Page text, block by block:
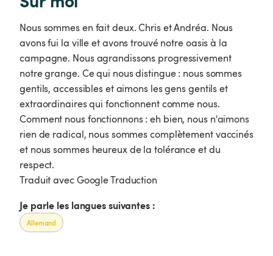
Nous sommes en fait deux. Chris et Andréa. Nous
avons fui la ville et avons trouvé notre oasis à la
campagne. Nous agrandissons progressivement
notre grange. Ce qui nous distingue : nous sommes
gentils, accessibles et aimons les gens gentils et
extraordinaires qui fonctionnent comme nous.
Comment nous fonctionnons : eh bien, nous n'aimons
rien de radical, nous sommes complètement vaccinés
et nous sommes heureux de la tolérance et du
respect.
Traduit avec Google Traduction
Je parle les langues suivantes :
Allemand